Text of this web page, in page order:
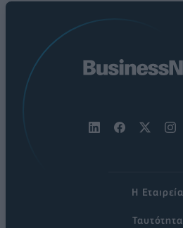
Η Εταιρεία
Ταυτότητα